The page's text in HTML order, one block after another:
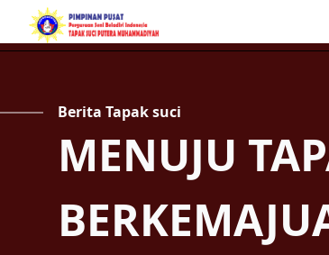
Berita Tapak suci
MENUJU